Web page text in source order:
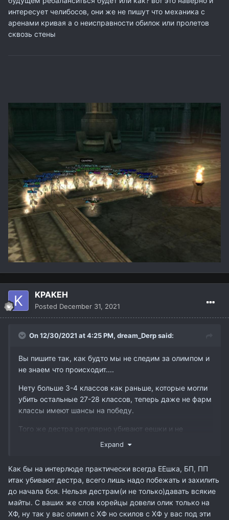
интересует челибосов, они же не пишут что механика с
аренами кривая а о неисправности обилок или пролетов
сквозь стены
KPAKEH
Posted December 31, 2021
On 12/30/2021 at 4:25 PM, dream_Derpsaid:
Вы пишите так, как будто мы не следим за олимпом и
не знаем что происходит....
Нету больше 3-4 классов как раньше, которые могли
убить остальные 27-28 классов, теперь даже не фарм
классы имеют шансы на победу.
Того же дестра регулярно убивают еешки и не
у каждого класса должен быть антикласс - только
тогда олимп будет по настоящему интересный и
многогранный, а фармить всех подряд одним чаром,
а все остальные лить в классах - это бред который
корейцы смогли довести до ума только на ХФ...
Expand
Как бы на интерлюде практически всегда ЕЕшка, БП, ПП
итак убивают дестра, всего лишь надо побежать и захилить
до начала боя. Нельзя дестрам(и не только)давать всякие
майты. С ваших же слов корейцы довели олик только на
ХФ, ну так у вас олимп с ХФ но скилов с ХФ у вас под эти